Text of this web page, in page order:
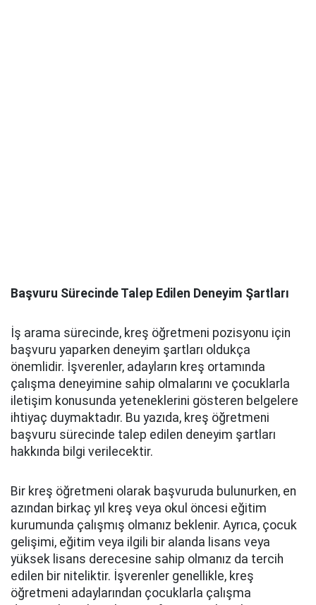
Başvuru Sürecinde Talep Edilen Deneyim Şartları
İş arama sürecinde, kreş öğretmeni pozisyonu için
başvuru yaparken deneyim şartları oldukça
önemlidir. İşverenler, adayların kreş ortamında
çalışma deneyimine sahip olmalarını ve çocuklarla
iletişim konusunda yeteneklerini gösteren belgelere
ihtiyaç duymaktadır. Bu yazıda, kreş öğretmeni
başvuru sürecinde talep edilen deneyim şartları
hakkında bilgi verilecektir.
Bir kreş öğretmeni olarak başvuruda bulunurken, en
azından birkaç yıl kreş veya okul öncesi eğitim
kurumunda çalışmış olmanız beklenir. Ayrıca, çocuk
gelişimi, eğitim veya ilgili bir alanda lisans veya
yüksek lisans derecesine sahip olmanız da tercih
edilen bir niteliktir. İşverenler genellikle, kreş
öğretmeni adaylarından çocuklarla çalışma